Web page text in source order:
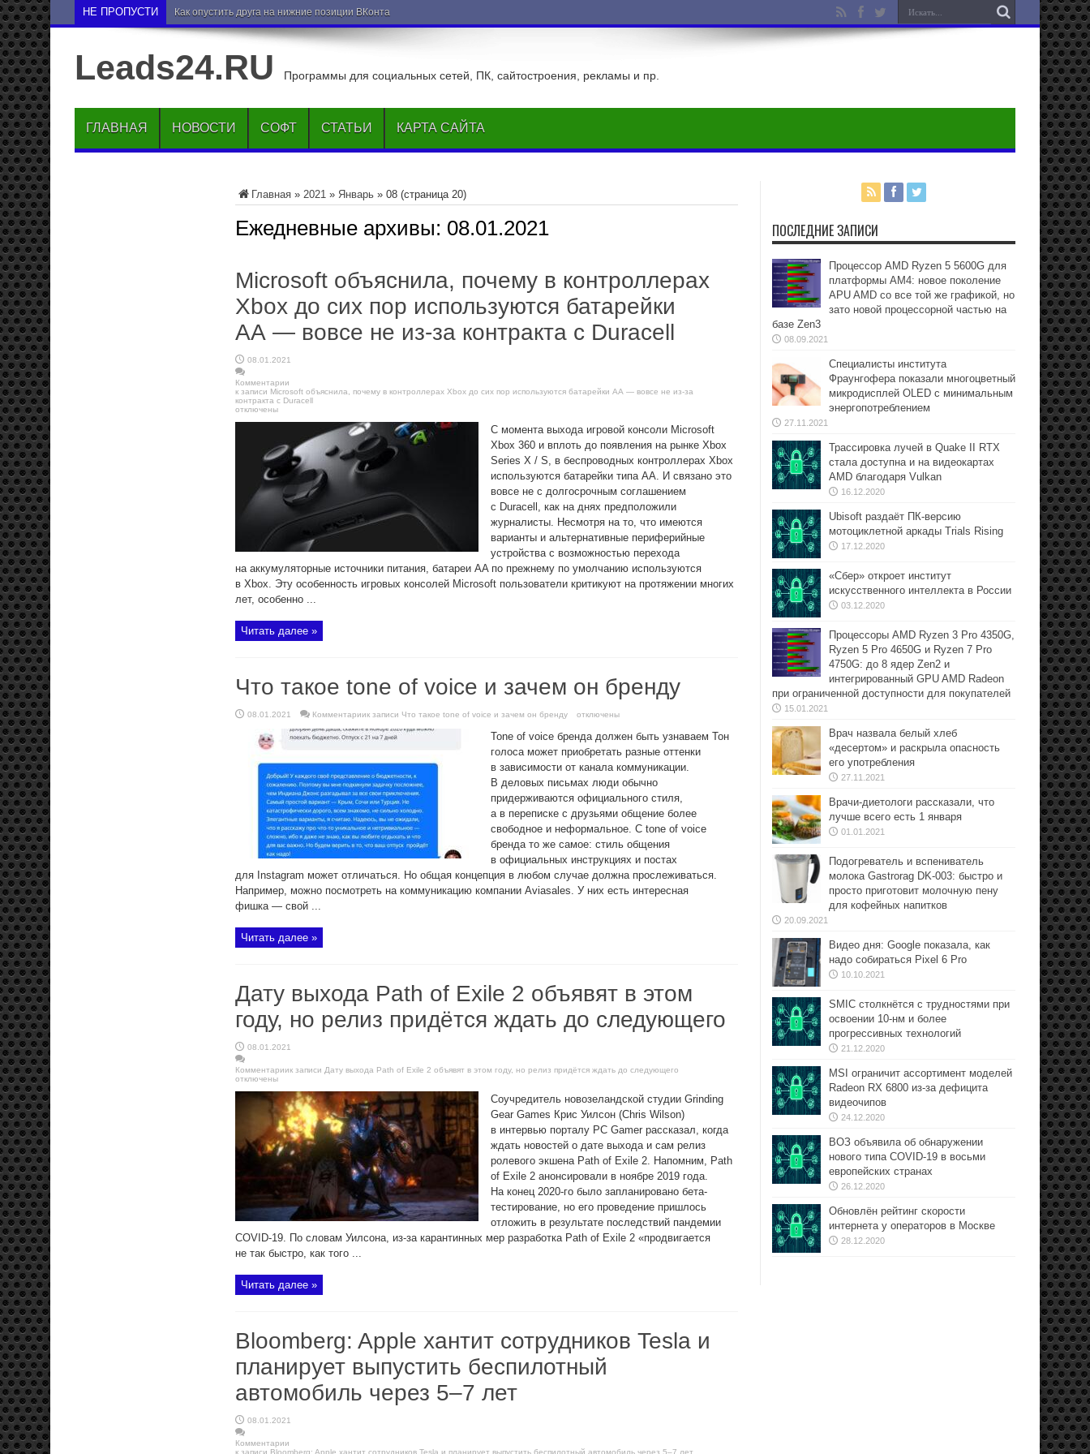
НЕ ПРОПУСТИ Как опустить друга на нижние позиции ВКонтакте
Leads24.RU Программы для социальных сетей, ПК, сайтостроения, рекламы и пр.
ГЛАВНАЯ НОВОСТИ СОФТ СТАТЬИ КАРТА САЙТА
Главная » 2021 » Январь » 08 (страница 20)
Ежедневные архивы: 08.01.2021
Microsoft объяснила, почему в контроллерах
Xbox до сих пор используются батарейки
AA — вовсе не из-за контракта с Duracell
08.01.2021
Комментарии
к записи Microsoft объяснила, почему в контроллерах Xbox до сих пор используются батарейки AA — вовсе не из-за
контракта с Duracell
отключены
С момента выхода игровой консоли Microsoft
Xbox 360 и вплоть до появления на рынке Xbox
Series X / S, в беспроводных контроллерах Xbox
используются батарейки типа AA. И связано это
вовсе не с долгосрочным соглашением
с Duracell, как на днях предположили
журналисты. Несмотря на то, что имеются
варианты и альтернативные периферийные
устройства с возможностью перехода
на аккумуляторные источники питания, батареи AA по прежнему по умолчанию используются
в Xbox. Эту особенность игровых консолей Microsoft пользователи критикуют на протяжении многих
лет, особенно ...
Читать далее »
Что такое tone of voice и зачем он бренду
08.01.2021 Комментариик записи Что такое tone of voice и зачем он бренду отключены
Tone of voice бренда должен быть узнаваем Тон
голоса может приобретать разные оттенки
в зависимости от канала коммуникации.
В деловых письмах люди обычно
придерживаются официального стиля,
а в переписке с друзьями общение более
свободное и неформальное. С tone of voice
бренда то же самое: стиль общения
в официальных инструкциях и постах
для Instagram может отличаться. Но общая концепция в любом случае должна прослеживаться.
Например, можно посмотреть на коммуникацию компании Aviasales. У них есть интересная
фишка — свой ...
Читать далее »
Дату выхода Path of Exile 2 объявят в этом
году, но релиз придётся ждать до следующего
08.01.2021
Комментариик записи Дату выхода Path of Exile 2 объявят в этом году, но релиз придётся ждать до следующего
отключены
Соучредитель новозеландской студии Grinding
Gear Games Крис Уилсон (Chris Wilson)
в интервью порталу PC Gamer рассказал, когда
ждать новостей о дате выхода и сам релиз
ролевого экшена Path of Exile 2. Напомним, Path
of Exile 2 анонсировали в ноябре 2019 года.
На конец 2020-го было запланировано бета-
тестирование, но его проведение пришлось
отложить в результате последствий пандемии
COVID-19. По словам Уилсона, из-за карантинных мер разработка Path of Exile 2 «продвигается
не так быстро, как того ...
Читать далее »
Bloomberg: Apple хантит сотрудников Tesla и
планирует выпустить беспилотный
автомобиль через 5–7 лет
08.01.2021
Комментарии
к записи Bloomberg: Apple хантит сотрудников Tesla и планирует выпустить беспилотный автомобиль через 5–7 лет
ПОСЛЕДНИЕ ЗАПИСИ
Процессор AMD Ryzen 5 5600G для
платформы АМ4: новое поколение
APU AMD со все той же графикой, но
зато новой процессорной частью на
базе Zen3
08.09.2021
Специалисты института
Фраунгофера показали многоцветный
микродисплей OLED с минимальным
энергопотреблением
27.11.2021
Трассировка лучей в Quake II RTX
стала доступна и на видеокартах
AMD благодаря Vulkan
16.12.2020
Ubisoft раздаёт ПК-версию
мотоциклетной аркады Trials Rising
17.12.2020
«Сбер» откроет институт
искусственного интеллекта в России
03.12.2020
Процессоры AMD Ryzen 3 Pro 4350G,
Ryzen 5 Pro 4650G и Ryzen 7 Pro
4750G: до 8 ядер Zen2 и
интегрированный GPU AMD Radeon
при ограниченной доступности для покупателей
15.01.2021
Врач назвала белый хлеб
«десертом» и раскрыла опасность
его употребления
27.11.2021
Врачи-диетологи рассказали, что
лучше всего есть 1 января
01.01.2021
Подогреватель и вспениватель
молока Gastrorag DK-003: быстро и
просто приготовит молочную пену
для кофейных напитков
20.09.2021
Видео дня: Google показала, как
надо собираться Pixel 6 Pro
10.10.2021
SMIC столкнётся с трудностями при
освоении 10-нм и более
прогрессивных технологий
21.12.2020
MSI ограничит ассортимент моделей
Radeon RX 6800 из-за дефицита
видеочипов
24.12.2020
ВОЗ объявила об обнаружении
нового типа COVID-19 в восьми
европейских странах
26.12.2020
Обновлён рейтинг скорости
интернета у операторов в Москве
28.12.2020